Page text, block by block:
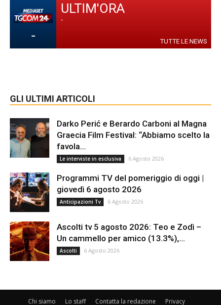
-
ULTIM'ORA
-
TUTTE LE NEWS
GLI ULTIMI ARTICOLI
Darko Perić e Berardo Carboni al Magna
Graecia Film Festival: “Abbiamo scelto la
favola...
Le interviste in esclusiva 6 Agosto 2026
Programmi TV del pomeriggio di oggi |
giovedì 6 agosto 2026
Anticipazioni Tv 6 Agosto 2026
Ascolti tv 5 agosto 2026: Teo e Zodì –
Un cammello per amico (13.3%),...
Ascolti 6 Agosto 2026
Chi siamo Lo staff Contatta la redazione Privacy